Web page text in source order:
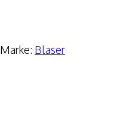
Marke: Blaser